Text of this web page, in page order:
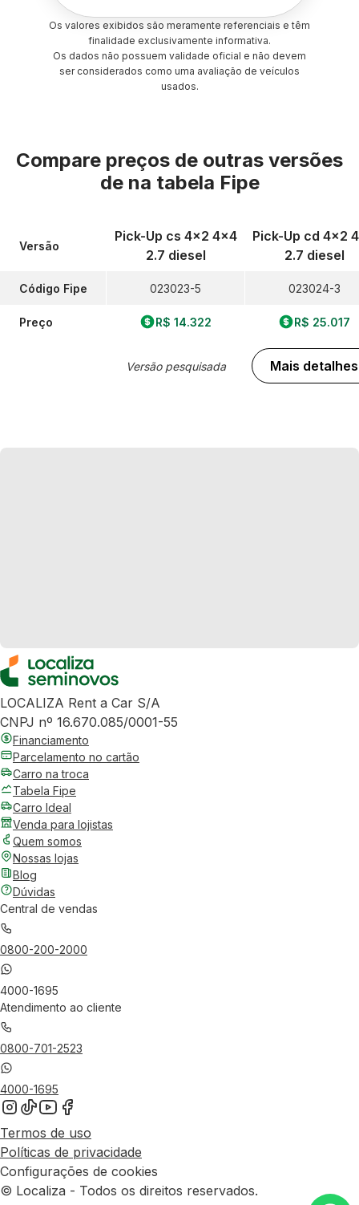
Os valores exibidos são meramente referenciais e têm
finalidade exclusivamente informativa.
Os dados não possuem validade oficial e não devem
ser considerados como uma avaliação de veículos
usados.
Compare preços de outras versões
de na tabela Fipe
Versão
Código Fipe
Preço
Pick-Up cs 4x2 4x4
2.7 diesel
023023-5
R$ 14.322
Versão pesquisada
Pick-Up cd 4x2
2.7 diesel
023024-3
R$ 25.017
Mais detalhes
LOCALIZA Rent a Car S/A
CNPJ nº 16.670.085/0001-55
Financiamento
Parcelamento no cartão
Carro na troca
Tabela Fipe
Carro Ideal
Venda para lojistas
Quem somos
Nossas lojas
Blog
Dúvidas
Central de vendas
0800-200-2000
4000-1695
Atendimento ao cliente
0800-701-2523
4000-1695
Termos de uso
Políticas de privacidade
Configurações de cookies
© Localiza - Todos os direitos reservados.